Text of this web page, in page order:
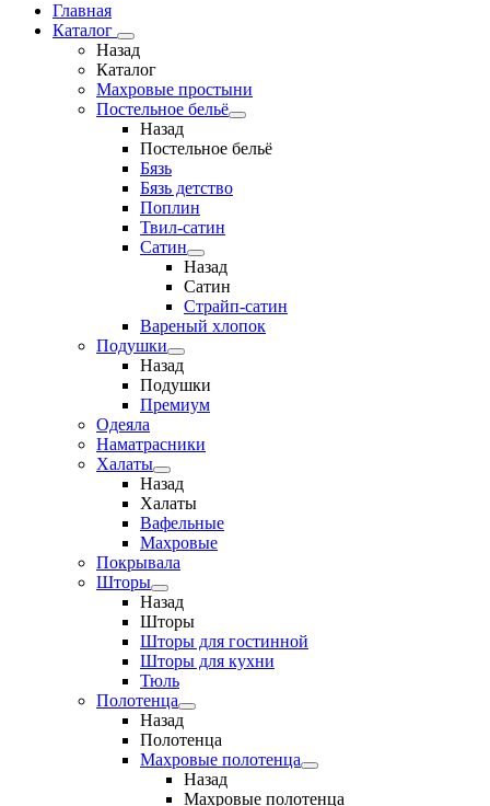
Главная
Каталог
Назад
Каталог
Махровые простыни
Постельное бельё
Назад
Постельное бельё
Бязь
Бязь детство
Поплин
Твил-сатин
Сатин
Назад
Сатин
Страйп-сатин
Вареный хлопок
Подушки
Назад
Подушки
Премиум
Одеяла
Наматрасники
Халаты
Назад
Халаты
Вафельные
Махровые
Покрывала
Шторы
Назад
Шторы
Шторы для гостинной
Шторы для кухни
Тюль
Полотенца
Назад
Полотенца
Махровые полотенца
Назад
Махровые полотенца